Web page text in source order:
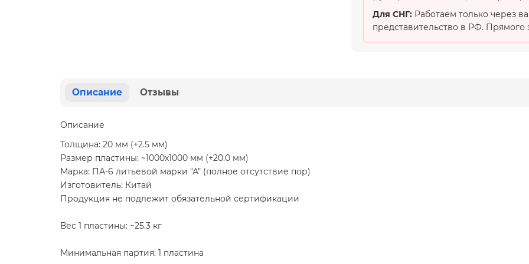
Для СНГ: Работаем только через
представительство в РФ. Прямого
Описание Отзывы
Описание
Толщина: 20 мм (+2.5 мм)
Размер пластины: ~1000х1000 мм (+20.0 мм)
Марка: ПА-6 литьевой марки "А" (полное отсутствие пор)
Изготовитель: Китай
Продукция не подлежит обязательной сертификации
Вес 1 пластины: ~25.3 кг
Минимальная партия: 1 пластина